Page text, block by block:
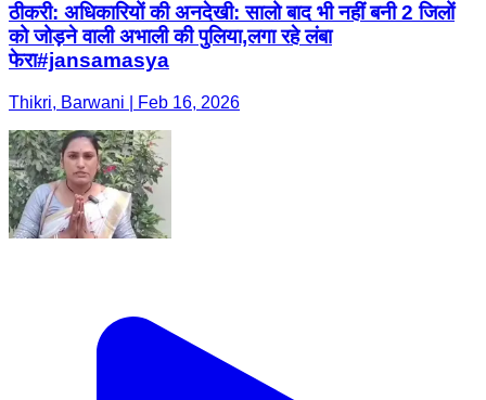
ठीकरी: अधिकारियों की अनदेखी: सालो बाद भी नहीं बनी 2 जिलों
को जोड़ने वाली अभाली की पुलिया,लगा रहे लंबा
फेरा#jansamasya
Thikri, Barwani | Feb 16, 2026